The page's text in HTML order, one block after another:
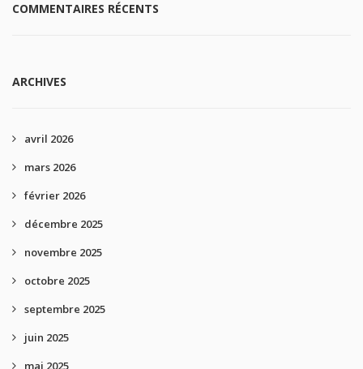
COMMENTAIRES RÉCENTS
ARCHIVES
avril 2026
mars 2026
février 2026
décembre 2025
novembre 2025
octobre 2025
septembre 2025
juin 2025
mai 2025